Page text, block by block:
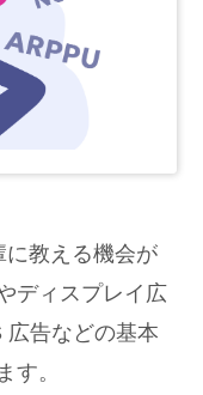
に教える機会が
ディスプレイ広
広告などの基本
す。